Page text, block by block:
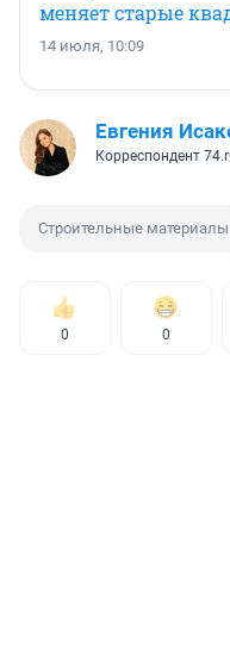
меняет старые
14 июля, 10:09
Евгения
Корреспондент
Строительные материалы
0 0